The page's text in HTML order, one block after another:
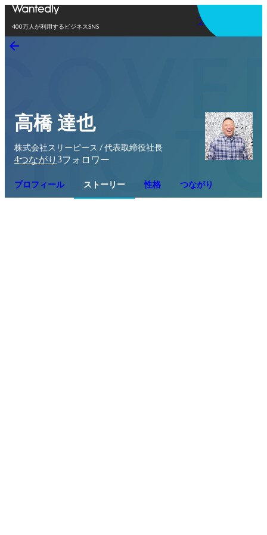
400万人が利用するビジネスSNS
アプリを使う
高橋 達也
株式会社スリーピース / 代表取締役社長
4つながり 3フォロワー
プロフィール ストーリー 性格 つながり